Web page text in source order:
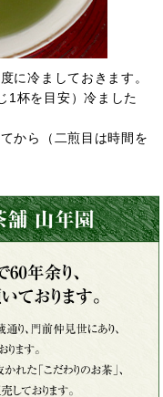
に冷ましておきます。
1杯を目安）冷ました
から（二煎目は時間を